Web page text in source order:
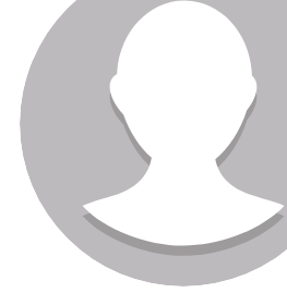
КЛЮЧЕВЫЕ
Регистрация